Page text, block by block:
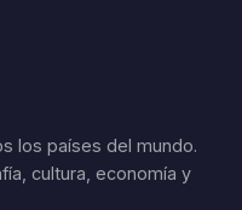
los países del mundo.
cultura, economía y